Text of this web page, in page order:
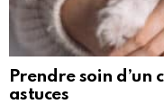
Prendre soin d’un
astuces